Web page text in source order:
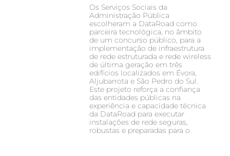
Os Serviços Sociais da
Administração Pública
escolheram a DataRoad como
parceira tecnológica, no âmbito
de um concurso público, para a
implementação de infraestrutura
de rede estruturada e rede wireless
de última geração em três
edifícios localizados em Évora,
Aljubarrota e São Pedro do Sul.
Este projeto reforça a confiança
das entidades públicas na
experiência e capacidade técnica
da DataRoad para executar
instalações de rede seguras,
robustas e preparadas para o